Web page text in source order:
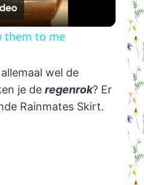
Video
them to me
wel de
je de regenrok? Er
Rainmates Skirt.